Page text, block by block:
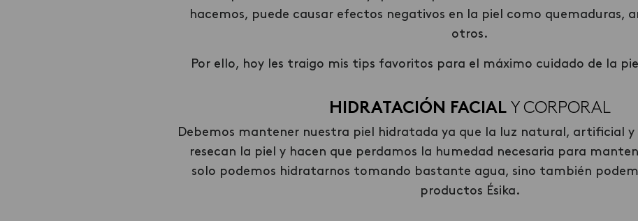
hacemos, puede causar efectos negativos en la piel como quemaduras,
otros.
Por ello, hoy les traigo mis tips favoritos para el máximo cuidado de la
HIDRATACIÓN FACIAL Y CORPORAL
Debemos mantener nuestra piel hidratada ya que la luz natural, artificial y
resecan la piel y hacen que perdamos la humedad necesaria para
solo podemos hidratarnos tomando bastante agua, sino también
productos Ésika.